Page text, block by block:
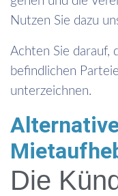
Nutzen Sie dazu
Achten Sie darauf,
befindlichen
unterzeichnen.
Die